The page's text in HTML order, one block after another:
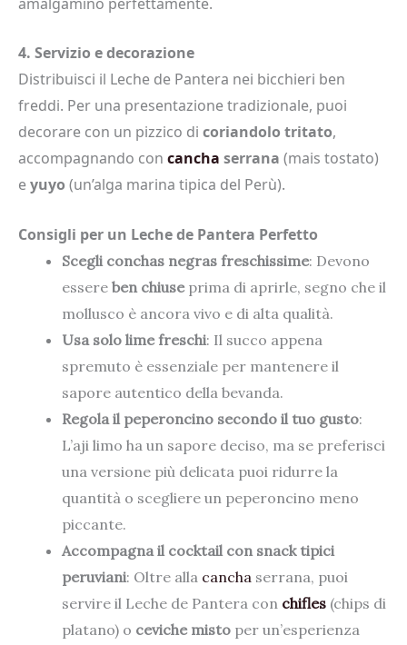
4. Servizio e decorazione
Distribuisci il Leche de Pantera nei bicchieri ben
freddi. Per una presentazione tradizionale, puoi
decorare con un pizzico di coriandolo tritato,
accompagnando con cancha serrana (mais tostato)
eyuyo (un’alga marina tipica del Perù).
Consigli per un Leche de Pantera Perfetto
Scegli conchas negras freschissime: Devono
essere ben chiuseprima di aprirle, segno che il
mollusco è ancora vivo e di alta qualità.
Usa solo lime freschi: Il succo appena
spremuto è essenziale per mantenere il
sapore autentico della bevanda.
Regola il peperoncino secondo il tuo gusto:
L’aji limo ha un sapore deciso, ma se preferisci
una versione più delicata puoi ridurre la
quantità o scegliere un peperoncino meno
piccante.
Accompagna il cocktail con snack tipici
peruviani: Oltre alla cancha serrana, puoi
servire il Leche de Pantera con chifles (chips di
platano) o ceviche misto per un’esperienza